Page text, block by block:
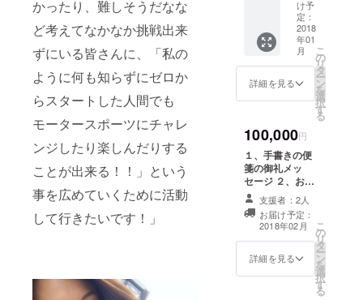
かったり、難しそうだなな
ど考えてなかなか挑戦出来
ずにいる皆さんに、「私の
ように何も知らずにゼロか
らスタートした人間でも
モータースポーツにチャレ
ンジしたり楽しんだりする
ことが出来る！！」という
事を広めていくために活動
して行きたいです！」
2月頃開
催予定
５、サ
イン入
りポス
ターA2
サイズ2
×1、
クイー
ン姿×1
画：1分
程度
３、写
真3枚：
レー
サー姿
×1、
レース
ン姿
×1、ラ
ンダム
×1 ４、
ファン
ミー
ティン
グ参加
権利：
2月頃開
催予定
け予
定：
2018
年01
月
詳細を見る
こ
の
リ
タ
ー
ン
を
選
択
す
る
100,000円
１、手書きの便
箋の御礼メッ
セージ ２、お礼
動画：1分程度
３、写真3枚：
レーサー姿×1、
レースクイーン
姿×1、ランダム
×1 ４、ファン
支援者：2人
お届け予定：
2018年02月
詳細を見る
こ
の
リ
タ
ー
ン
を
選
択
す
る